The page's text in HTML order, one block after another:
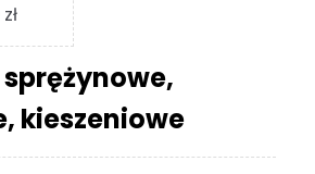
złZakres
cen:
od
1
810 zł
kieszeniowe